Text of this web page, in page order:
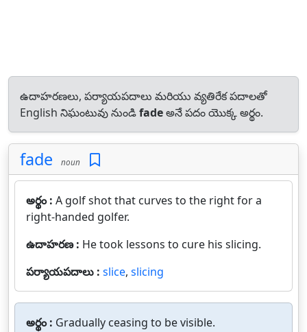
ఉదాహరణలు, పర్యాయపదాలు మరియు వ్యతిరేక పదాలతో
English నిఘంటువు నుండిfadeఅనే పదం యొక్క అర్థం.
fade noun
అర్థం : A golf shot that curves to the right for a
right-handed golfer.
ఉదాహరణ : He took lessons to cure his slicing.
పర్యాయపదాలు : slice, slicing
అర్థం : Gradually ceasing to be visible.